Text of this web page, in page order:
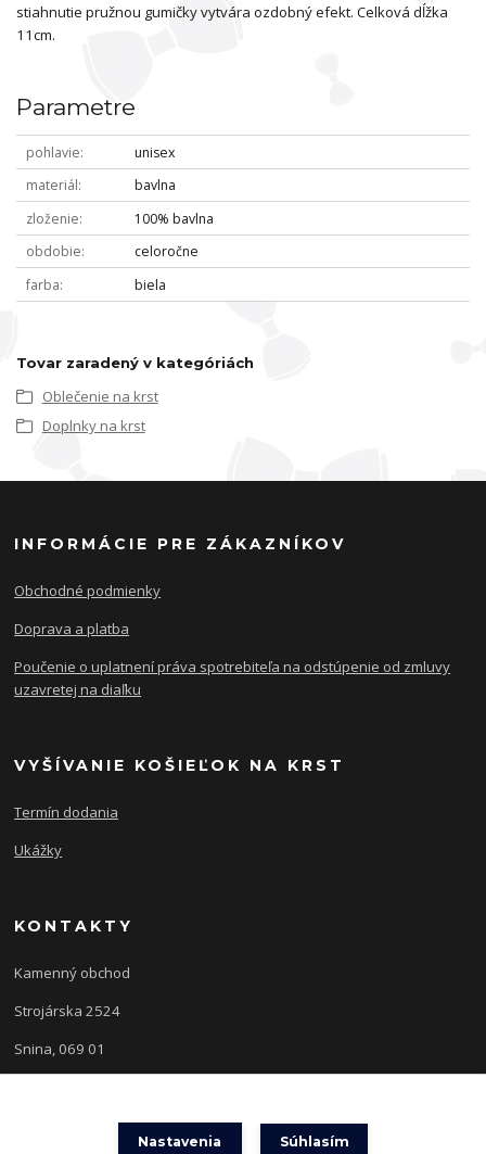
stiahnutie pružnou gumičky vytvára ozdobný efekt. Celková dĺžka
11cm.
Parametre
pohlavie
unisex
materiál
bavlna
zloženie
100% bavlna
obdobie
celoročne
farba
biela
Tovar zaradený v kategóriách
Oblečenie na krst
Doplnky na krst
INFORMÁCIE PRE ZÁKAZNÍKOV
Obchodné podmienky
Doprava a platba
Poučenie o uplatnení práva spotrebiteľa na odstúpenie od zmluvy
uzavretej na diaľku
VYŠÍVANIE KOŠIEĽOK NA KRST
Termín dodania
Ukážky
KONTAKTY
Kamenný obchod
Strojárska 2524
Snina, 069 01
Nastavenia Súhlasím